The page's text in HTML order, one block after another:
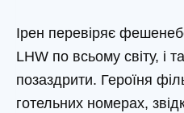
Ірен перевіряє
LHW по всьому світу, і
позаздрити. Героїня
готельних номерах,